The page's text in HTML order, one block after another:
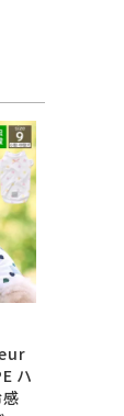
ハ